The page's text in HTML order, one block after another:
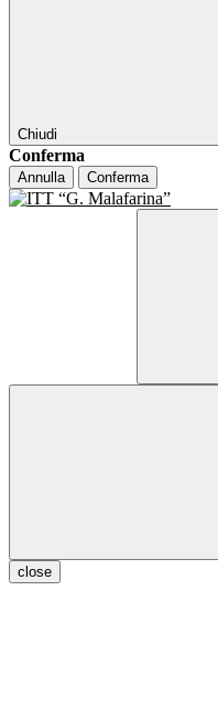
Chiudi
Conferma
Annulla Conferma
close